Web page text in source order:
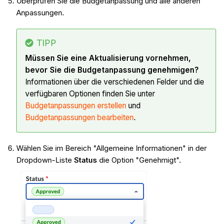
Anpassungen.
TIPP
Müssen Sie eine Aktualisierung vornehmen,
bevor Sie die Budgetanpassung genehmigen?
Informationen über die verschiedenen Felder und die
verfügbaren Optionen finden Sie unter
Budgetanpassungen erstellen und
Budgetanpassungen bearbeiten.
Wählen Sie im Bereich "Allgemeine Informationen" in der
Dropdown-Liste Status die Option "Genehmigt".